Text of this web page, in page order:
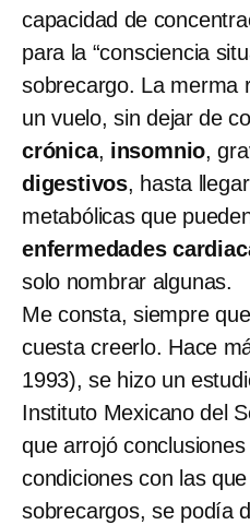
capacidad de
para la “consciencia
sobrecargo. La merma
un vuelo, sin dejar de
crónica, insomnio,
digestivos, hasta
metabólicas que
enfermedades
solo nombrar algunas.
Me consta, siempre
cuesta creerlo. Hace
1993), se hizo un
Instituto Mexicano del
que arrojó
condiciones con las
sobrecargos, se podía